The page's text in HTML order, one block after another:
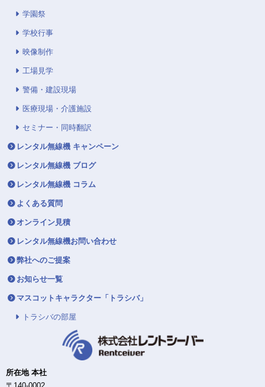
学園祭
学校行事
映像制作
工場見学
警備・建設現場
医療現場・介護施設
セミナー・同時翻訳
レンタル無線機 キャンペーン
レンタル無線機 ブログ
レンタル無線機 コラム
よくある質問
オンライン見積
レンタル無線機お問い合わせ
弊社へのご提案
お知らせ一覧
マスコットキャラクター「トラシバ」
トラシバの部屋
所在地 本社